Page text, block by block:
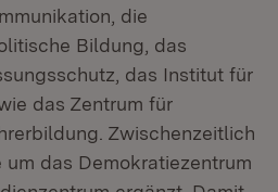
die
Bildung, das
das Institut für
das Zentrum für
Zwischenzeitlich
um das Demokratiezentrum